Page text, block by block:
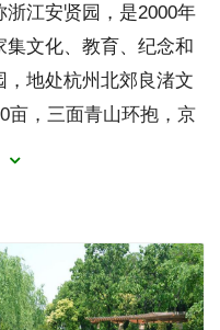
江安贤园，是2000年
文化、教育、纪念和
地处杭州北郊良渚文
亩，三面青山环抱，京
背靠东南，紫气恒